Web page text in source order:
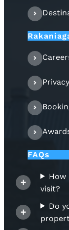
FAQs
How
visit?
Do